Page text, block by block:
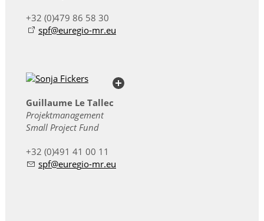
+32 (0)479 86 58 30
spf@euregio-mr.eu
Guillaume Le Tallec
Projektmanagement
Small Project Fund
+32 (0)491 41 00 11
spf
r g -mr